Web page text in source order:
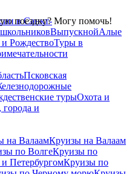
поездку? Могу помочь!
в Санкт-
ВыпускнойАлые
РождествоТуры в
Псковская
турыОхота и
и
на ВалаамКруизы на Валаам
по ВолгеКруизы по
ПетербургомКруизы по